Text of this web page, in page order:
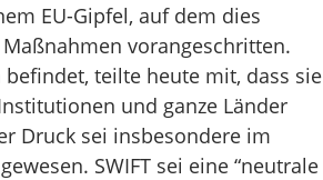
EU-Gipfel, auf dem dies
vorangeschritten.
befindet, teilte heute mit, dass sie
und ganze Länder
Druck sei insbesondere im
SWIFT sei eine “neutrale